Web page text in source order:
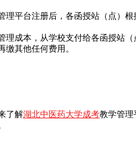
理平台注册后，各函授站（点）
理成本，从学校支付给各函授站
缴其他任何费用。
了解湖北中医药大学成考教学管理